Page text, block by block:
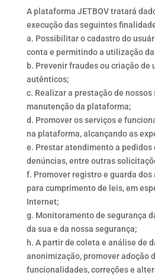
A plataforma JETBOV tratará
execução das seguintes
a. Possibilitar o cadastro do
conta e permitindo a utilização
b. Prevenir fraudes ou criação de
autênticos;
c. Realizar a prestação de
manutenção da plataforma;
d. Promover os serviços e
na plataforma, alcançando as
e. Prestar atendimento a pedidos
denúncias, entre outras
f. Promover registro e guarda dos
para cumprimento de leis, em
Internet;
g. Monitoramento de segurança
da sua e da nossa segurança;
h. A partir de coleta e análise de
anonimização, promover adoção
funcionalidades, correções e